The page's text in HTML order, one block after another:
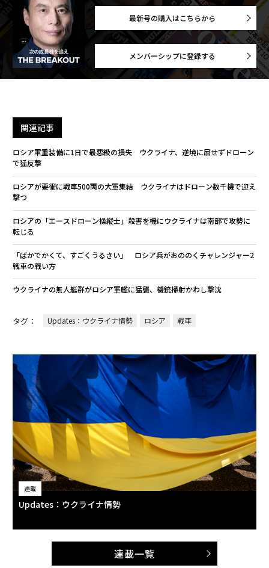
最新号の購入はこちらから
メンバーシップに登録する
関連記事
ロシア軍重装備に1日で最悪級の損失 ウクライナ、逆境に屈せずドローン
で猛反撃
ロシアが要衝に戦車500両の大軍集結 ウクライナはドローン数千機で迎え
撃つ
ロシアの「エースドローン操縦士」殺害を機にウクライナは南部で攻勢に
転じる
「ばかでかくて、すごくうるさい」 ロシア兵がおののくチャレンジャー2
戦車の戦い方
ウクライナの無人艇群がロシア軍艦に猛襲、機銃掃射かわし撃沈
タグ： Updates：ウクライナ情勢 ロシア 戦車
連載
Updates：ウクライナ情勢
連載一覧